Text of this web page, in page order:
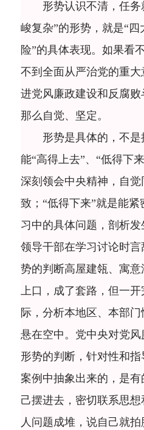
形势认识不清，任务
峻复杂”的形势，就是“四
险”的具体表现。如果看
不到全面从严治党的重
进党风廉政建设和反腐
那么自觉、坚定。
形势是具体的，不是
能“高得上去”、“低得下
深刻领会中央精神，自
致；“低得下来”就是能
习中的具体问题，剖析
领导干部在学习讨论时
势的判断高屋建瓴、寓
上口，成了套路，但一
际，分析本地区、本部
悬在空中。党中央对党
形势的判断，针对性和
案例中抽象出来的，是
己摆进去，密切联系思
人问题成堆，说自己就